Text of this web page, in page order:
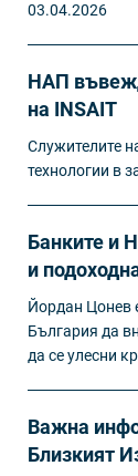
03.04.2026
НАП
на INSAIT
Служителите
технологии в
Банките и
и
Йордан Цонев
България да
да се улесни
Важна
Близкият